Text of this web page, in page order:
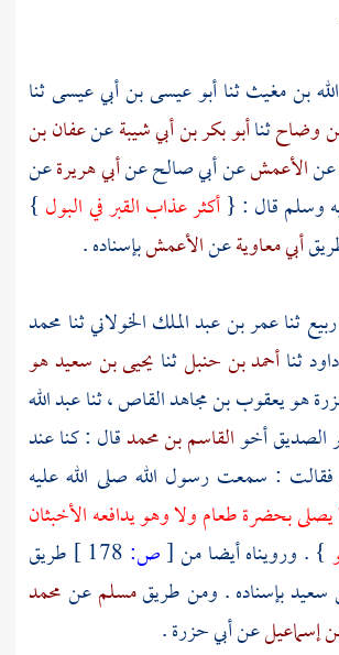
بن مغيثثناأبو عيسى بن أبي عيسىثنا
وضاحثناأبو بكر بن أبي شيبةعنعفان بن
عنالأعمشعنأبي صالحعنأبي هريرةعن
وسلم قال : {أكثر عذاب القبر في البول }
أبي معاويةعنالأعمشبإسناده .
ثناعمر بن عبد الملك الخولانيثنا محمد
ثناأحمد بن حنبلثنا يحيى بن سعيد هو
هو يعقوب بن مجاهد القاص، ثناعبد الله
الصديقأخوالقاسم بن محمدقال : كنا عند
فقالت : سمعت رسول الله صلى الله عليه
يصلى بحضرة طعام ولا وهو يدافعه الأخبثان
} . ورويناه أيضا من[ص:
طريق
بإسناده . ومن طريقمسلمعنمحمد
إسماعيلعنأبي حزرة.